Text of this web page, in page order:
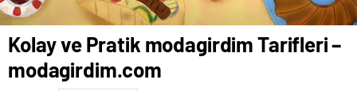
Kolay ve Pratik modagirdim Tarifleri –
modagirdim.com